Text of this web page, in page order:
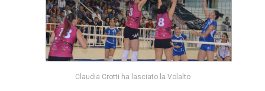
Claudia Crotti ha lasciato la Volalto